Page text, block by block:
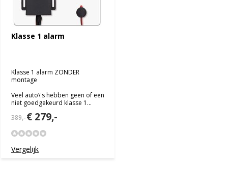
Klasse 1 alarm
Klasse 1 alarm ZONDER
montage
Veel auto\'s hebben geen of een
niet goedgekeurd klasse 1...
389,-€ 279,-
Vergelijk